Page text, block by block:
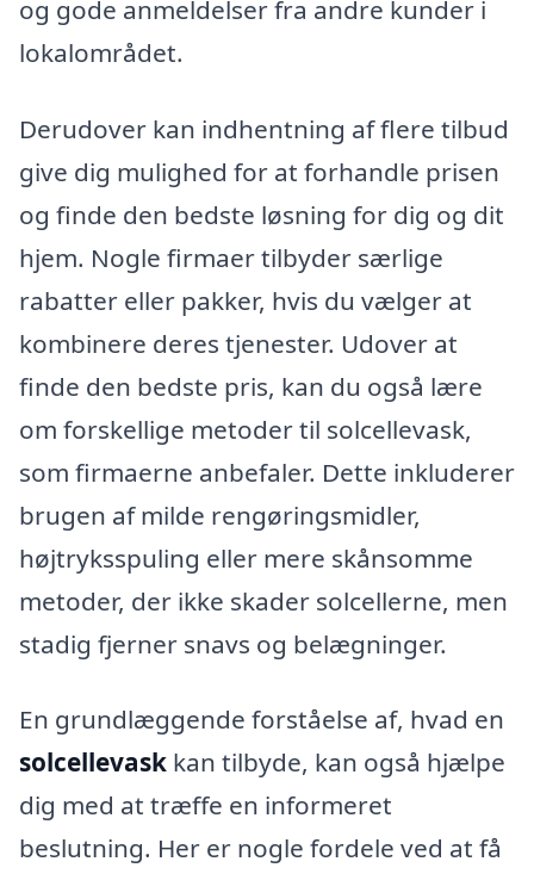
og gode anmeldelser fra andre kunder i
lokalområdet.
Derudover kan indhentning af flere tilbud
give dig mulighed for at forhandle prisen
og finde den bedste løsning for dig og dit
hjem. Nogle firmaer tilbyder særlige
rabatter eller pakker, hvis du vælger at
kombinere deres tjenester. Udover at
finde den bedste pris, kan du også lære
om forskellige metoder til solcellevask,
som firmaerne anbefaler. Dette inkluderer
brugen af milde rengøringsmidler,
højtryksspuling eller mere skånsomme
metoder, der ikke skader solcellerne, men
stadig fjerner snavs og belægninger.
En grundlæggende forståelse af, hvad en
solcellevask kan tilbyde, kan også hjælpe
dig med at træffe en informeret
beslutning. Her er nogle fordele ved at få